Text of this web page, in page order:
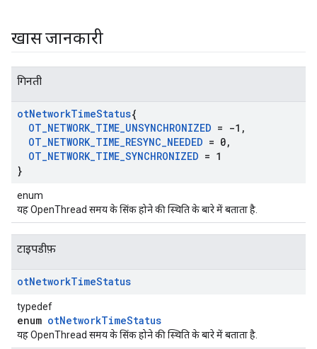
खास जानकारी
गिनती
otNetworkTimeStatus{
OT_NETWORK_TIME_UNSYNCHRONIZED = -1 ,
OT_NETWORK_TIME_RESYNC_NEEDED = 0,
OT_NETWORK_TIME_SYNCHRONIZED = 1
}
enum
यह OpenThread समय के सिंक होने की स्थिति के बारे में बताता है.
टाइपडीफ़
otNetworkTimeStatus
typedef
enum otNetworkTimeStatus
यह OpenThread समय के सिंक होने की स्थिति के बारे में बताता है.